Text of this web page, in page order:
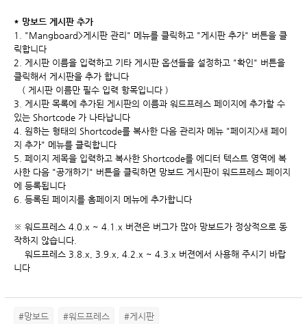
* 망보드 게시판 추가
1. "Mangboard>게시판 관리" 메뉴를 클릭하고 "게시판 추가" 버튼을 클
릭합니다
2. 게시판 이름을 입력하고 기타 게시판 옵션들을 설정하고 "확인" 버튼을
클릭해서 게시판을 추가 합니다
( 게시판 이름만 필수 입력 항목입니다 )
3. 게시판 목록에 추가된 게시판의 이름과 워드프레스 페이지에 추가할 수
있는 Shortcode 가 나타납니다
4. 원하는 형태의 Shortcode를 복사한 다음 관리자 메뉴 "페이지>새 페이
지 추가" 메뉴를 클릭합니다
5. 페이지 제목을 입력하고 복사한 Shortcode를 에디터 텍스트 영역에 복
사한 다음 "공개하기" 버튼을 클릭하면 망보드 게시판이 워드프레스 페이지
에 등록됩니다
6. 등록된 페이지를 홈페이지 메뉴에 추가합니다
※ 워드프레스 4.0.x ~ 4.1.x 버젼은 버그가 많아 망보드가 정상적으로 동
작하지 않습니다.
워드프레스 3.8.x, 3.9.x, 4.2.x ~ 4.3.x 버젼에서 사용해 주시기 바랍
니다
#망보드 #워드프레스 #게시판